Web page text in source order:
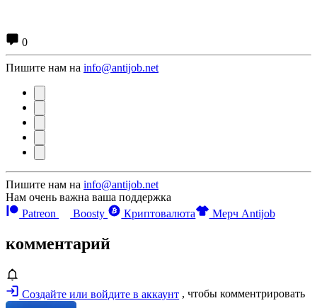
0
Пишите нам на info@antijob.net
Пишите нам на info@antijob.net
Нам очень важна ваша поддержка
Patreon
Boosty Криптовалюта Мерч Antijob
комментарий
Создайте или войдите в аккаунт , чтобы комментрировать